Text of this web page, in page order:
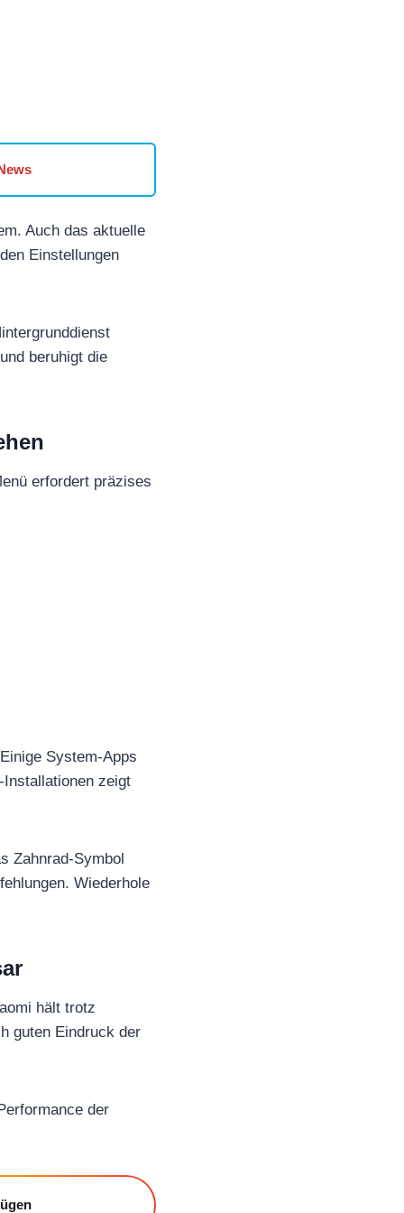
Auch das aktuelle
Einstellungen
beruhigt die
erfordert präzises
System-Apps
zeigt
Zahnrad-Symbol
Wiederhole
hält trotz
guten Eindruck der
der